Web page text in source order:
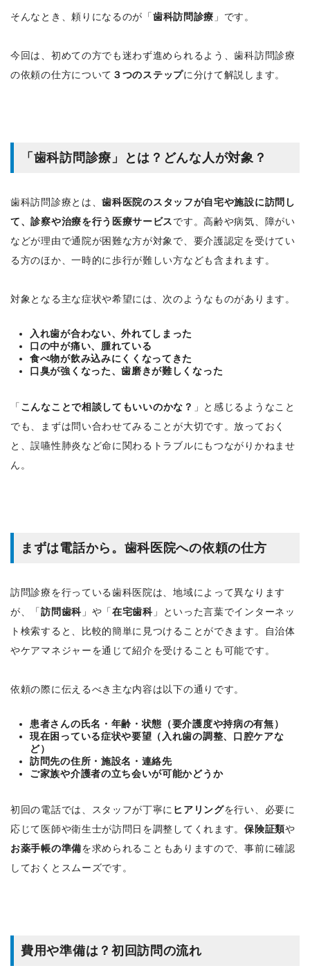
そんなとき、頼りになるのが「歯科訪問診療 」です。
今回は、初めての方でも迷わず進められるよう、歯科訪問診療
の依頼の仕方について ３つのステップに分けて解説します。
「歯科訪問診療」とは？どんな人が対象？
歯科訪問診療とは、歯科医院のスタッフが自宅や施設に訪問し
て、診察や治療を行う医療サービスです。高齢や病気、障がい
などが理由で通院が困難な方が対象で、要介護認定を受けてい
る方のほか、一時的に歩行が難しい方なども含まれます。
対象となる主な症状や希望には、次のようなものがあります。
入れ歯が合わない、外れてしまった
口の中が痛い、腫れている
食べ物が飲み込みにくくなってきた
口臭が強くなった、歯磨きが難しくなった
「こんなことで相談してもいいのかな？ 」と感じるようなこと
でも、まずは問い合わせてみることが大切です。放っておく
と、誤嚥性肺炎など命に関わるトラブルにもつながりかねませ
ん。
まずは電話から。歯科医院への依頼の仕方
訪問診療を行っている歯科医院は、地域によって異なります
が、「訪問歯科 」や「在宅歯科 」といった言葉でインターネッ
ト検索すると、比較的簡単に見つけることができます。自治体
やケアマネジャーを通じて紹介を受けることも可能です。
依頼の際に伝えるべき主な内容は以下の通りです。
患者さんの氏名・年齢・状態（要介護度や持病の有無）
現在困っている症状や要望（入れ歯の調整、口腔ケアな
ど）
訪問先の住所・施設名・連絡先
ご家族や介護者の立ち会いが可能かどうか
初回の電話では、スタッフが丁寧に ヒアリングを行い、必要に
応じて医師や衛生士が訪問日を調整してくれます。保険証類や
お薬手帳の準備を求められることもありますので、事前に確認
しておくとスムーズです。
費用や準備は？初回訪問の流れ